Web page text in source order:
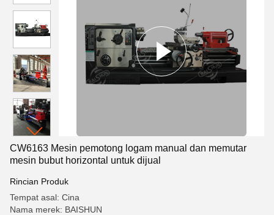
CW6163 Mesin pemotong logam manual dan memutar
mesin bubut horizontal untuk dijual
Rincian Produk
Tempat asal: Cina
Nama merek: BAISHUN